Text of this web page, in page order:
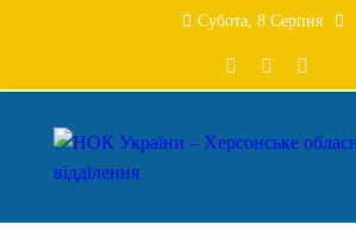
Субота, 8 Серпня